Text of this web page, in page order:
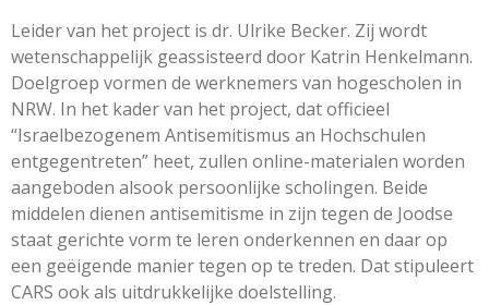
Leider van het project is dr. Ulrike Becker. Zij wordt
wetenschappelijk geassisteerd door Katrin Henkelmann.
Doelgroep vormen de werknemers van hogescholen in
NRW. In het kader van het project, dat officieel
“Israelbezogenem Antisemitismus an Hochschulen
entgegentreten” heet, zullen online-materialen worden
aangeboden alsook persoonlijke scholingen. Beide
middelen dienen antisemitisme in zijn tegen de Joodse
staat gerichte vorm te leren onderkennen en daar op
een geëigende manier tegen op te treden. Dat stipuleert
CARS ook als uitdrukkelijke doelstelling.